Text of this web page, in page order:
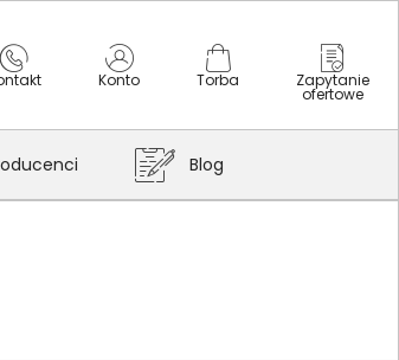
Konto Torba Zapytanie
ofertowe
Blog